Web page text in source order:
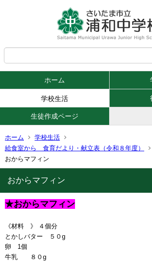
ホーム
学校生活
生徒作成ページ
ホーム
学校生活
給食室から 食育だより・献立表（令和８年度）
おからマフィン
おからマフィン
★おからマフィン
《材料 》 ４個分
とかしバター ５０g
卵 1個
牛乳 ８０g